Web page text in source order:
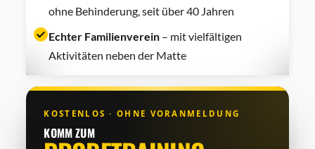
ohne Behinderung, seit über 40 Jahren
Echter Familienverein– mit vielfältigen
Aktivitäten neben der Matte
KOSTENLOS · OHNE VORANMELDUNG
KOMM ZUM